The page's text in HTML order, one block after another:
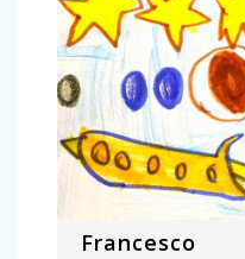
Francesco